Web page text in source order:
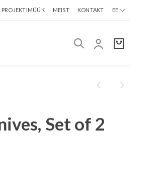
PROJEKTIMÜÜK MEIST KONTAKT EE
Set of 2